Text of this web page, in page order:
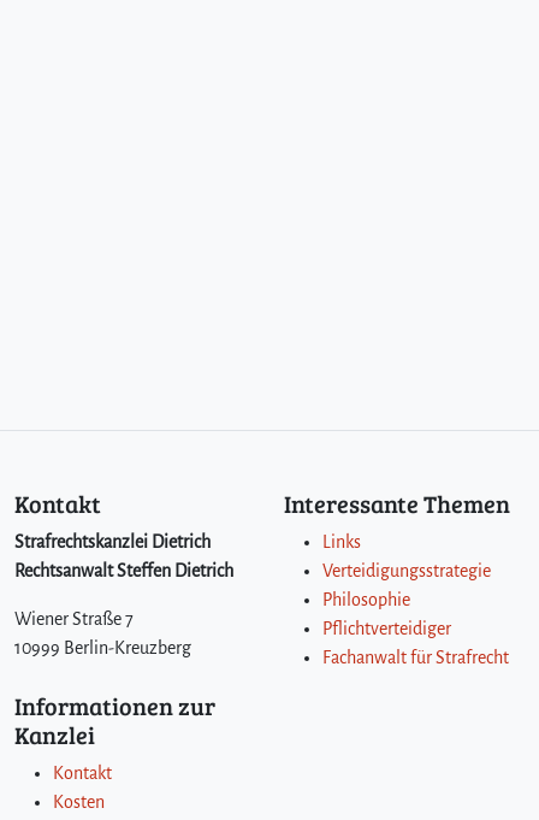
Kontakt
Strafrechtskanzlei Dietrich
Rechtsanwalt Steffen Dietrich
Wiener Straße 7
10999 Berlin-Kreuzberg
Interessante Themen
Links
Verteidigungsstrategie
Philosophie
Pflichtverteidiger
Fachanwalt für Strafrecht
Informationen zur
Kanzlei
Kontakt
Kosten